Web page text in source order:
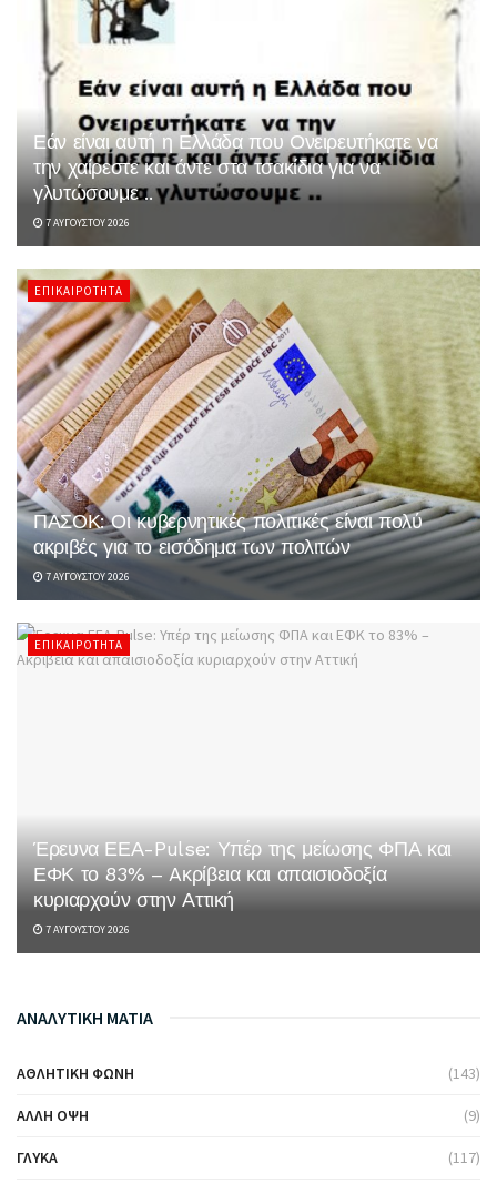
Εάν είναι αυτή η Ελλάδα που Ονειρευτήκατε να
την χαίρεστε και άντε στα τσακίδια για να
γλυτώσουμε ..
7 ΑΥΓΟΎΣΤΟΥ 2026
ΕΠΙΚΑΙΡΌΤΗΤΑ
ΠΑΣΟΚ: Οι κυβερνητικές πολιτικές είναι πολύ
ακριβές για το εισόδημα των πολιτών
7 ΑΥΓΟΎΣΤΟΥ 2026
ΕΠΙΚΑΙΡΌΤΗΤΑ
Έρευνα ΕΕΑ-Pulse: Υπέρ της μείωσης ΦΠΑ και
ΕΦΚ το 83% – Aκρίβεια και απαισιοδοξία
κυριαρχούν στην Αττική
7 ΑΥΓΟΎΣΤΟΥ 2026
ΑΝΑΛΥΤΙΚΗ ΜΑΤΙΑ
ΑΘΛΗΤΙΚΉ ΦΩΝΉ (143)
ΆΛΛΗ ΌΨΗ (9)
ΓΛΥΚΆ (117)